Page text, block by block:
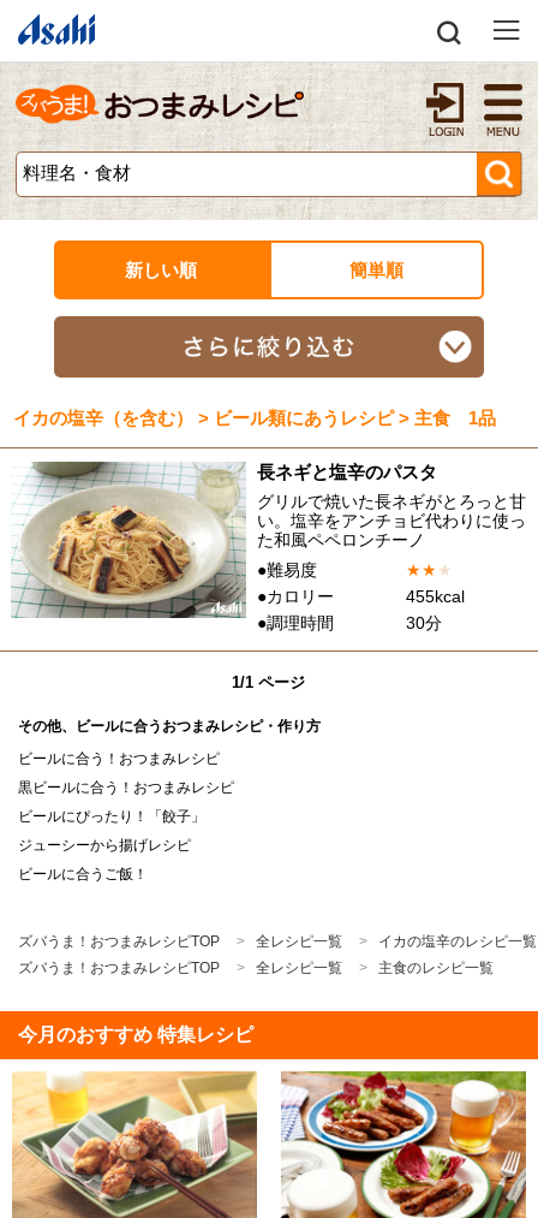
新しい順 簡単順
イカの塩辛（を含む） > ビール類にあうレシピ > 主食 1品
長ネギと塩辛のパスタ
グリルで焼いた長ネギがとろっと甘
い。塩辛をアンチョビ代わりに使っ
た和風ペペロンチーノ
●難易度
★★★
●カロリー
455kcal
●調理時間
30分
1/1 ページ
その他、ビールに合うおつまみレシピ・作り方
ビールに合う！おつまみレシピ
黒ビールに合う！おつまみレシピ
ビールにぴったり！「餃子」
ジューシーから揚げレシピ
ビールに合うご飯！
ズバうま！おつまみレシピTOP 全レシピ一覧
イカの塩辛のレシピ一覧
ズバうま！おつまみレシピTOP
全レシピ一覧 主食のレシピ一覧
今月のおすすめ 特集レシピ